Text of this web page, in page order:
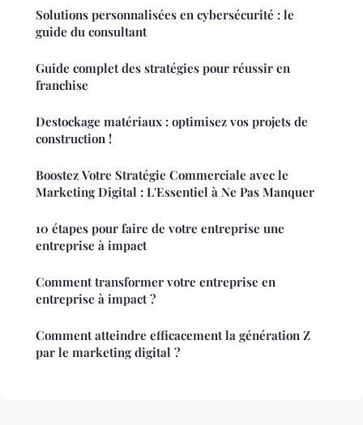
Solutions personnalisées en cybersécurité : le
guide du consultant
Guide complet des stratégies pour réussir en
franchise
Destockage matériaux : optimisez vos projets de
construction !
Boostez Votre Stratégie Commerciale avec le
Marketing Digital : L'Essentiel à Ne Pas Manquer
10 étapes pour faire de votre entreprise une
entreprise à impact
Comment transformer votre entreprise en
entreprise à impact ?
Comment atteindre efficacement la génération Z
par le marketing digital ?